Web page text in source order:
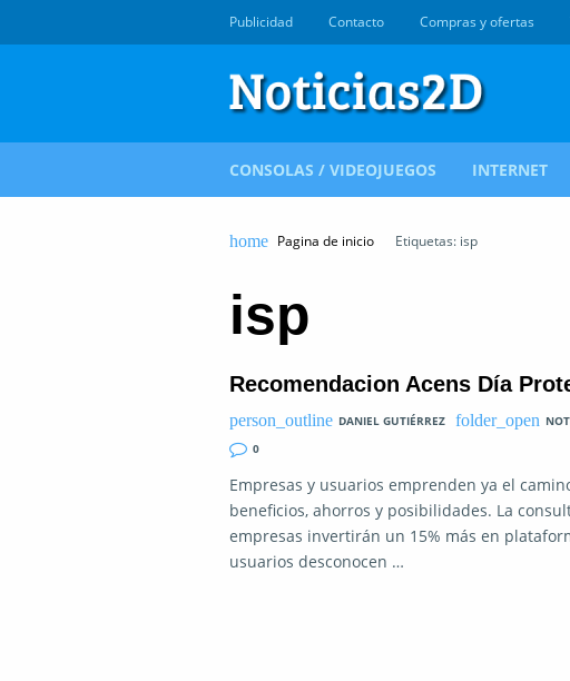
Publicidad Contacto Compras y ofertas
CONSOLAS / VIDEOJUEGOS INTERNET
Pagina de inicio Etiquetas: isp
isp
Recomendacion Acens Día
DANIEL GUTIÉRREZ
0
Empresas y usuarios emprenden ya el
beneficios, ahorros y posibilidades. La
empresas invertirán un 15% más en
usuarios desconocen …